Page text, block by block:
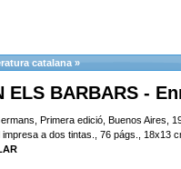
catalana »
ELS BARBARS -
Primera edició, Buenos Aires,
impresa a dos tintas., 76 págs., 18x13